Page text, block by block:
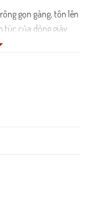
gọn gàng, tôn lên
túc của dòng giày
khí, hỗ trợ tốt cho
lực hiệu quả lên